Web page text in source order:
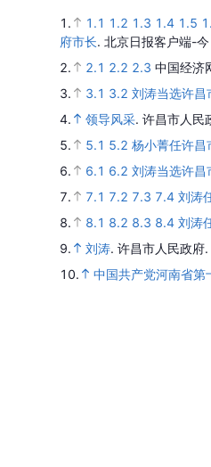
1. 1.1 1.2 1.3 1.4 1.5
府市长. 北京日报客户端-
2.
2.1 2.2 2.3 中国经济
3.
3.1 3.2 刘涛当选许昌
4.
领导风采. 许昌市人民
5.
5.1 5.2 杨小菁任许昌
6.
6.1 6.2 刘涛当选许
7.
7.1 7.2 7.3 7.4 刘涛
8.
8.1 8.2 8.3 8.4 刘涛
9.
刘涛. 许昌市人民政府.
10.
中国共产党河南省第